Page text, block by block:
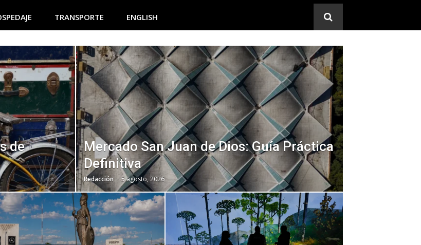
TRANSPORTE ENGLISH
de
Mercado San Juan de Dios: Guía Práctica
Definitiva
Redacción 5 agosto, 2026